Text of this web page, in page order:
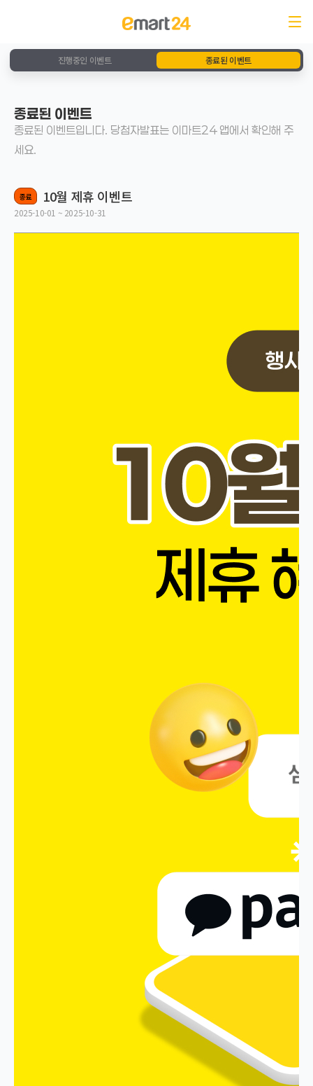
진행중인 이벤트 종료된 이벤트
종료된 이벤트
종료된 이벤트입니다. 당첨자발표는 이마트24 앱에서 확인해 주
세요.
종료 10월 제휴 이벤트
2025-10-01 ~ 2025-10-31